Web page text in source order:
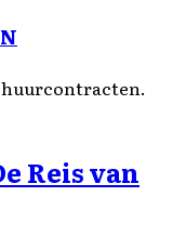
huurcontracten.
Reis van